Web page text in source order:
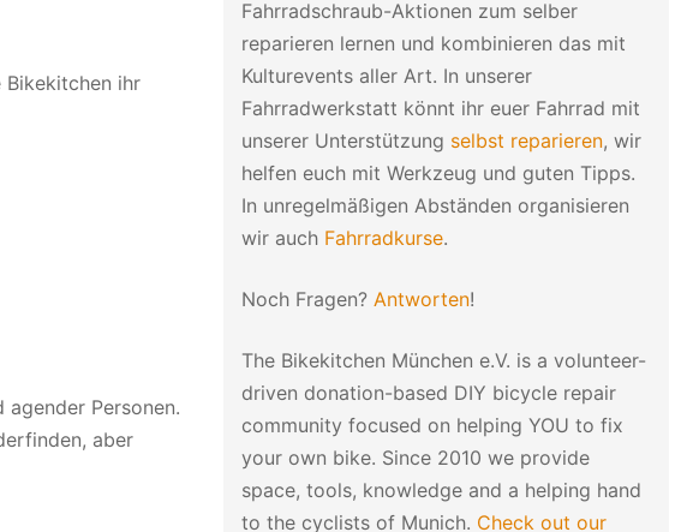
Bikekitchen ihr
Personen.
aber
Fahrradschraub-Aktionen zum selber
reparieren lernen und kombinieren das mit
Kulturevents aller Art. In unserer
Fahrradwerkstatt könnt ihr euer Fahrrad mit
unserer Unterstützung selbst reparieren, wir
helfen euch mit Werkzeug und guten Tipps.
In unregelmäßigen Abständen organisieren
wir auch Fahrradkurse.
Noch Fragen? Antworten!
The Bikekitchen München e.V. is a volunteer-
driven donation-based DIY bicycle repair
community focused on helping YOU to fix
your own bike. Since 2010 we provide
space, tools, knowledge and a helping hand
to the cyclists of Munich. Check out our